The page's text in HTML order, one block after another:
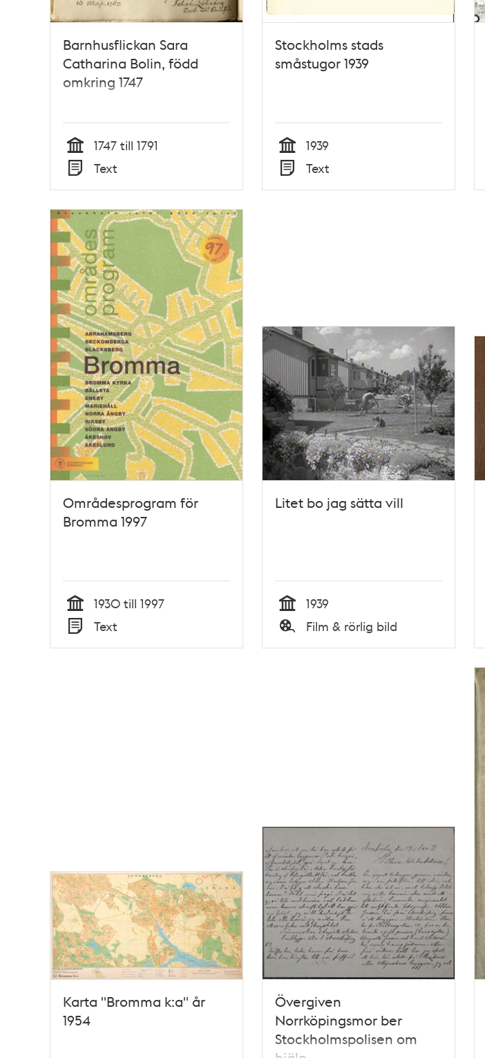
Barnhusflickan Sara
Catharina Bolin, född
omkring 1747
Tid
1747 till 1791
Text
Stockholms stads
småstugor 1939
Tid
1939
Text
Områdesprogram för
Bromma 1997
Tid
1930 till 1997
Typ
Text
Litet bo jag sätta vill
Tid
1939
Typ
Film & rörlig bild
Karta "Bromma k:a" år
1954
Övergiven
Norrköpingsmor ber
Stockholmspolisen om